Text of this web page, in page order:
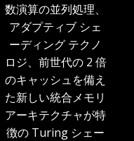
数演算の並列処理、
アダプティブ シェ
ーディング テクノ
ロジ、前世代の 2 倍
のキャッシュを備え
た新しい統合メモリ
アーキテクチャが特
徴の Turing シェー